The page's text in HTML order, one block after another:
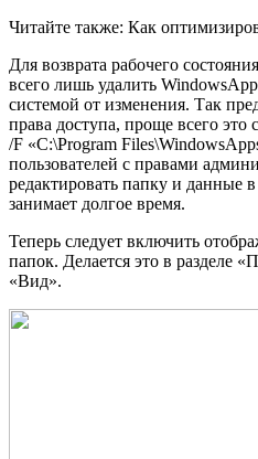
Читайте также: Как
Для возврата рабочего
всего лишь удалить
системой от изменения. Так
права доступа, проще всего
/F «C:\Program
пользователей с правами
редактировать папку и данные
занимает долгое время.
Теперь следует включить
папок. Делается это в разделе
«Вид».